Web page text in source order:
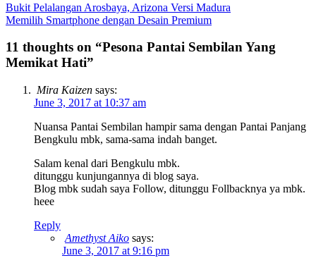
Bukit Pelalangan Arosbaya, Arizona Versi Madura
Memilih Smartphone dengan Desain Premium
11 thoughts on “Pesona Pantai Sembilan Yang
Memikat Hati”
Mira Kaizen says:
June 3, 2017 at 10:37 am
Nuansa Pantai Sembilan hampir sama dengan Pantai Panjang
Bengkulu mbk, sama-sama indah banget.
Salam kenal dari Bengkulu mbk.
ditunggu kunjungannya di blog saya.
Blog mbk sudah saya Follow, ditunggu Follbacknya ya mbk.
heee
Reply
Amethyst Aiko says:
June 3, 2017 at 9:16 pm